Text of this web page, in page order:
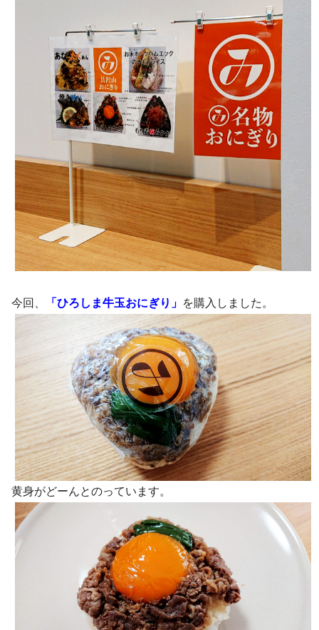
今回、 「ひろしま牛玉おにぎり」 を購入しました。
黄身がどーんとのっています。